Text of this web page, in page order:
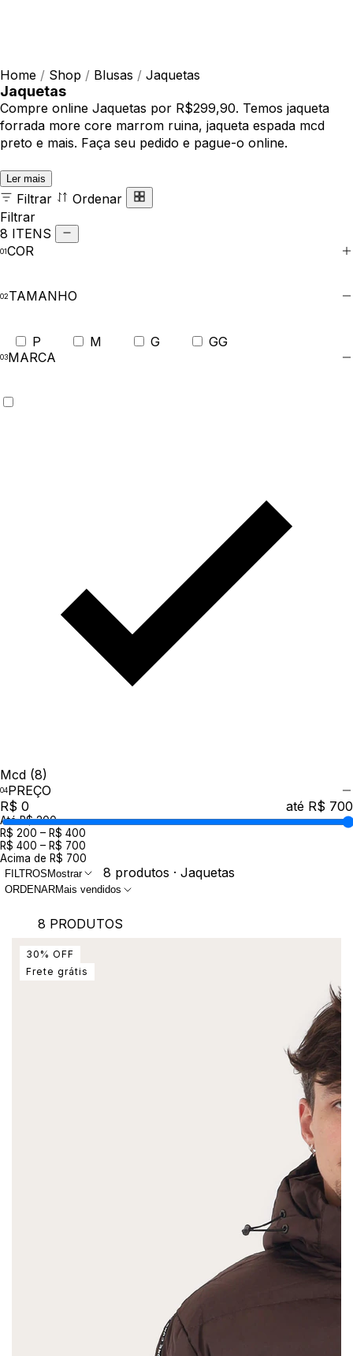
Home / Shop / Blusas / Jaquetas
Jaquetas
Compre online Jaquetas por R$299,90. Temos jaqueta
forrada more core marrom ruina, jaqueta espada mcd
preto e mais. Faça seu pedido e pague-o online.
Ler mais
Filtrar
Ordenar
Filtrar
8 ITENS
COR
TAMANHO
P M G
GG
MARCA
Mcd (8)
PREÇO
R$ 0
até R$ 700
Até R$ 200
R$ 200 – R$ 400
R$ 400 – R$ 700
Acima de R$ 700
FILTROS Mostrar 8 produtos · Jaquetas
ORDENARMais vendidos
8 PRODUTOS
30 % OFF
Frete grátis